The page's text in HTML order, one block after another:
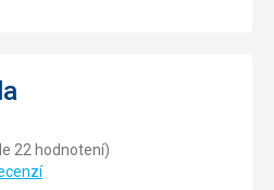
22 hodnotení)